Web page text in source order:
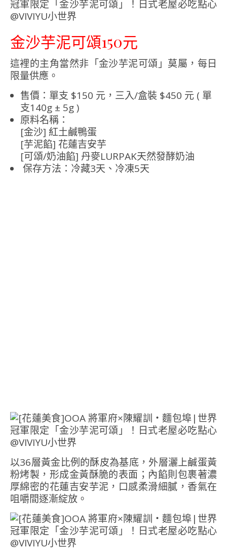
金沙芋泥可頌150元
這裡的主角當然非「金沙芋泥可頌」莫屬，每日
限量供應。
售價：單支 $150 元，三入/盒裝 $450 元 ( 單
支140g ± 5g )
原料名稱：
[金沙] 紅土鹹鴨蛋
[芋泥餡] 花蓮吉安芋
[可頌/奶油餡] 丹麥LURPAK天然發酵奶油
保存方法：冷藏3天、冷凍5天
以36層黃金比例的酥皮為基底，外層灑上鹹蛋黃
粉烤製，形成金黃酥脆的表面；內餡則包裹著濃
厚綿密的花蓮吉安芋泥，口感柔滑細膩，香氣在
咀嚼間逐漸綻放。